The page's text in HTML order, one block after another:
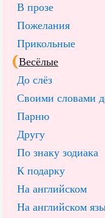
В прозе
Пожелания
Прикольные
Весёлые
До слёз
Своими словами
Парню
Другу
По знаку зодиака
К подарку
На английском
На английском